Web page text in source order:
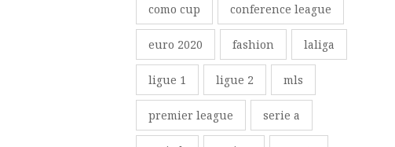
como cup conference league
euro 2020 fashion laliga
ligue 1 ligue 2 mls
premier league serie a